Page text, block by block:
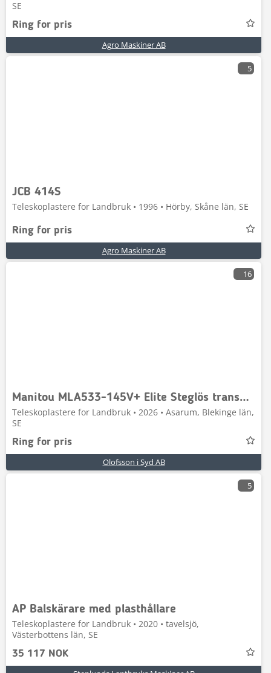
SE
Ring for pris
Agro Maskiner AB
5
JCB 414S
Teleskoplastere for Landbruk • 1996 • Hörby, Skåne län, SE
Ring for pris
Agro Maskiner AB
16
Manitou MLA533-145V+ Elite Steglös transmission
Teleskoplastere for Landbruk • 2026 • Asarum, Blekinge län,
SE
Ring for pris
Olofsson i Syd AB
5
AP Balskärare med plasthållare
Teleskoplastere for Landbruk • 2020 • tavelsjö,
Västerbottens län, SE
35 117 NOK